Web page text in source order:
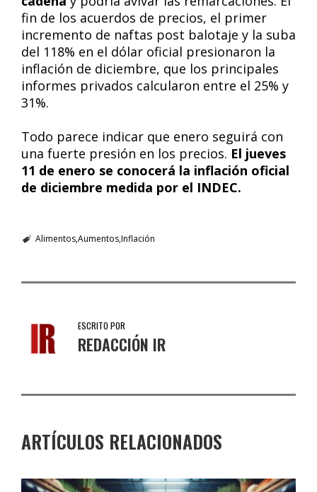
fin de los acuerdos de precios, el primer
incremento de naftas post balotaje y la suba
del 118% en el dólar oficial presionaron la
inflación de diciembre, que los principales
informes privados calcularon entre el 25% y
31%.
Todo parece indicar que enero seguirá con
una fuerte presión en los precios. El jueves
11 de enero se conocerá la inflación oficial
de diciembre medida por el INDEC.
AlimentosAumentosInflación
ESCRITO POR
REDACCIÓN IR
ARTÍCULOS RELACIONADOS